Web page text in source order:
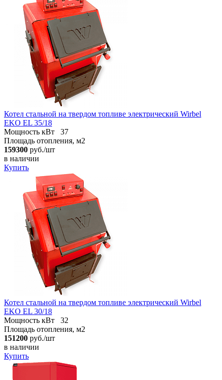
Котел стальной на твердом топливе электрический Wirbel
EKO EL 35/18
Мощность кВт
37
Площадь отопления, м2
159300 руб./шт
в наличии
Купить
Котел стальной на твердом топливе электрический Wirbel
EKO EL 30/18
Мощность кВт
32
Площадь отопления, м2
151200 руб./шт
в наличии
Купить